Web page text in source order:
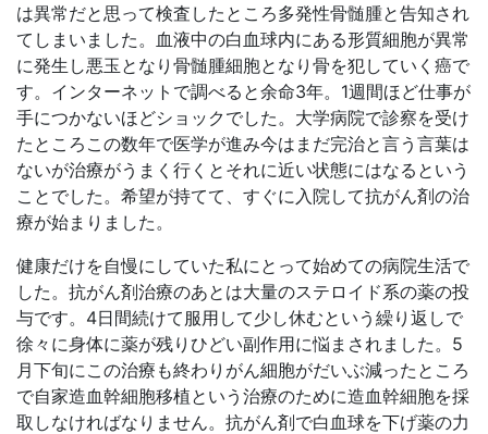
は異常だと思って検査したところ多発性骨髄腫と告知され
てしまいました。血液中の白血球内にある形質細胞が異常
に発生し悪玉となり骨髄腫細胞となり骨を犯していく癌で
す。インターネットで調べると余命3年。1週間ほど仕事が
手につかないほどショックでした。大学病院で診察を受け
たところこの数年で医学が進み今はまだ完治と言う言葉は
ないが治療がうまく行くとそれに近い状態にはなるという
ことでした。希望が持てて、すぐに入院して抗がん剤の治
療が始まりました。
健康だけを自慢にしていた私にとって始めての病院生活で
した。抗がん剤治療のあとは大量のステロイド系の薬の投
与です。4日間続けて服用して少し休むという繰り返しで
徐々に身体に薬が残りひどい副作用に悩まされました。5
月下旬にこの治療も終わりがん細胞がだいぶ減ったところ
で自家造血幹細胞移植という治療のために造血幹細胞を採
取しなければなりません。抗がん剤で白血球を下げ薬の力